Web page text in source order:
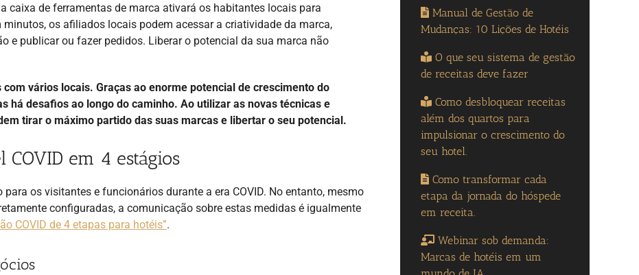
caixa de ferramentas de marca ativará os habitantes locais para
os afiliados locais podem acessar a criatividade da marca,
e publicar ou fazer pedidos. Liberar o potencial da sua marca não
vários locais. Graças ao enorme potencial de crescimento do
há desafios ao longo do caminho. Ao utilizar as novas técnicas e
tirar o máximo partido das suas marcas e libertar o seu potencial.
em 4 estágios
os visitantes e funcionários durante a era COVID. No entanto, mesmo
configuradas, a comunicação sobre estas medidas é igualmente
COVID de 4 etapas para hotéis”.
Manual de Gestão de
Mudanças: 10 Lições de Hotéis
O que seu sistema de gestão
de receitas deve fazer
Como desbloquear receitas
além dos quartos para
impulsionar o crescimento do
seu hotel.
Como transformar cada
etapa da jornada do hóspede
em receita.
Webinar sob demanda:
Marcas de hotéis em um